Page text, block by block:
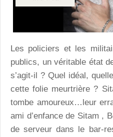
Les policiers et les
publics, un véritable état
s’agit-il ? Quel idéal,
cette folie meurtrière ?
tombe amoureux…leur
ami d’enfance de Sitam ,
de serveur dans le bar-